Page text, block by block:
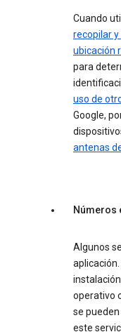
Cuando
recopilar
ubicación
para
uso de
Google,
antenas
Números
Algunos
operativo
se
este